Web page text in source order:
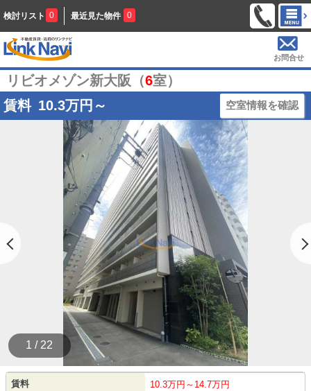
検討リスト 0 最近見た物件 0
お問合せ
リビオメゾン新大阪（6室）
賃料 10.3万円～ 空室情報を確認
1 / 22
賃料 10.3万円～14.7万円